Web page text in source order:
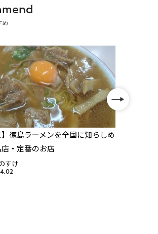
め
】徳島ラーメンを全国に知らしめ
・定番のお店
すけ